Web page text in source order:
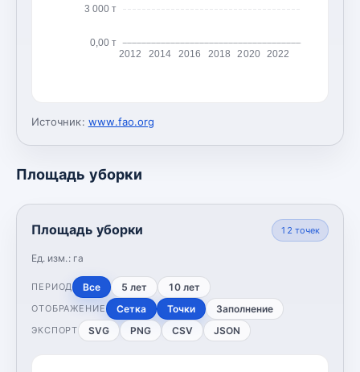
0,00 т
3 000 т
2012 2014 2016 2018 2020 2022
Источник: www.fao.org
Площадь уборки
Площадь уборки
Ед. изм.: га
12 точек
ПЕРИОД Все 5 лет 10 лет
ОТОБРАЖЕНИЕ Сетка Точки Заполнение
ЭКСПОРТ SVG PNG CSV JSON